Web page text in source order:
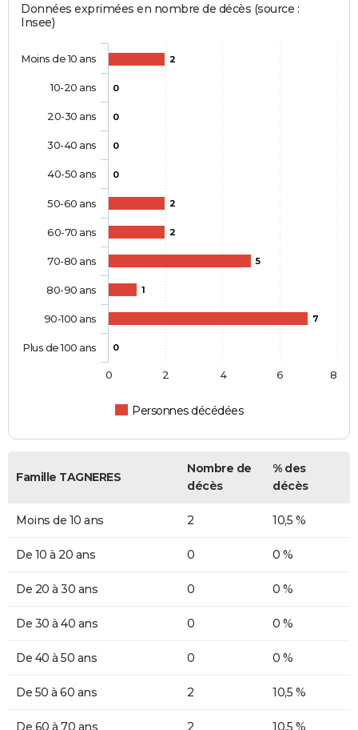
Données exprimées en nombre de décès (source :
Insee)
2
0
0
0
0
2
2
5
1
7
0
Personnes décédées
Moins de 10 ans
10-20 ans
20-30 ans
30-40 ans
40-50 ans
50-60 ans
60-70 ans
70-80 ans
80-90 ans
90-100 ans
Plus de 100 ans
0 2 4 6 8
Famille TAGNERES
Nombre de
décès
% des
décès
Moins de 10 ans 2 10,5 %
De 10 à 20 ans 0 0 %
De 20 à 30 ans 0 0 %
De 30 à 40 ans 0 0 %
De 40 à 50 ans 0 0 %
De 50 à 60 ans 2 10,5 %
De 60 à 70 ans 2 10,5 %